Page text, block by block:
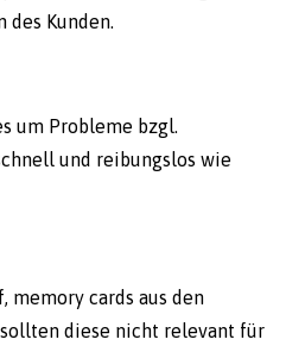
des Kunden.
um Probleme bzgl.
und reibungslos wie
memory cards aus den
diese nicht relevant für